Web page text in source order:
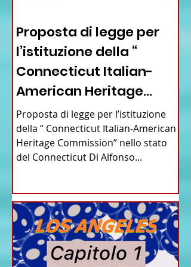
Proposta di legge per
l’istituzione della “
Connecticut Italian-
American Heritage
Commission” nello stato
del Connecticut
Proposta di legge per l’istituzione
della “ Connecticut Italian-American
Heritage Commission” nello stato
del Connecticut Di Alfonso...